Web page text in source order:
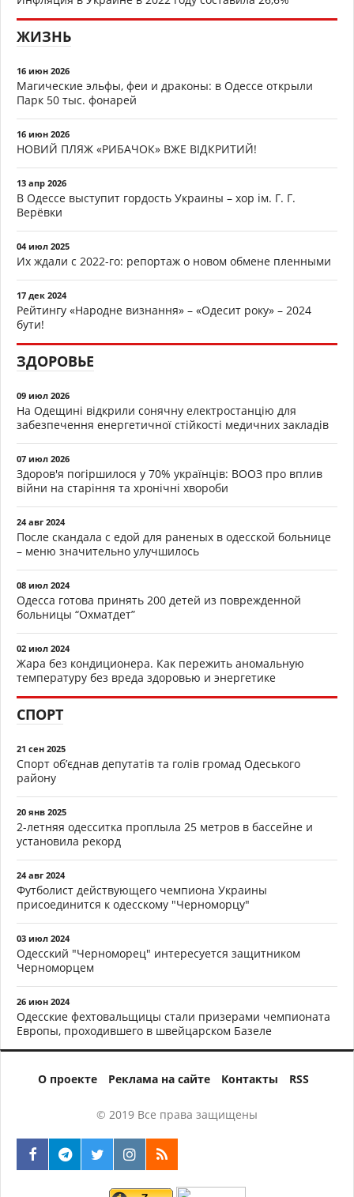
ЖИЗНЬ
16 июн 2026
Магические эльфы, феи и драконы: в Одессе открыли
Парк 50 тыс. фонарей
16 июн 2026
НОВИЙ ПЛЯЖ «РИБАЧОК» ВЖЕ ВІДКРИТИЙ!
13 апр 2026
В Одессе выступит гордость Украины – хор ім. Г. Г.
Верёвки
04 июл 2025
Их ждали с 2022-го: репортаж о новом обмене пленными
17 дек 2024
Рейтингу «Народне визнання» – «Одесит року» – 2024
бути!
ЗДОРОВЬЕ
09 июл 2026
На Одещині відкрили сонячну електростанцію для
забезпечення енергетичної стійкості медичних закладів
07 июл 2026
Здоров'я погіршилося у 70% українців: ВООЗ про вплив
війни на старіння та хронічні хвороби
24 авг 2024
После скандала с едой для раненых в одесской больнице
– меню значительно улучшилось
08 июл 2024
Одесса готова принять 200 детей из поврежденной
больницы “Охматдет”
02 июл 2024
Жара без кондиционера. Как пережить аномальную
температуру без вреда здоровью и энергетике
СПОРТ
21 сен 2025
Спорт об’єднав депутатів та голів громад Одеського
району
20 янв 2025
2-летняя одесситка проплыла 25 метров в бассейне и
установила рекорд
24 авг 2024
Футболист действующего чемпиона Украины
присоединится к одесскому "Черноморцу"
03 июл 2024
Одесский "Черноморец" интересуется защитником
Черноморцем
26 июн 2024
Одесские фехтовальщицы стали призерами чемпионата
Европы, проходившего в швейцарском Базеле
О проекте Реклама на сайте Контакты RSS
© 2019 Все права защищены